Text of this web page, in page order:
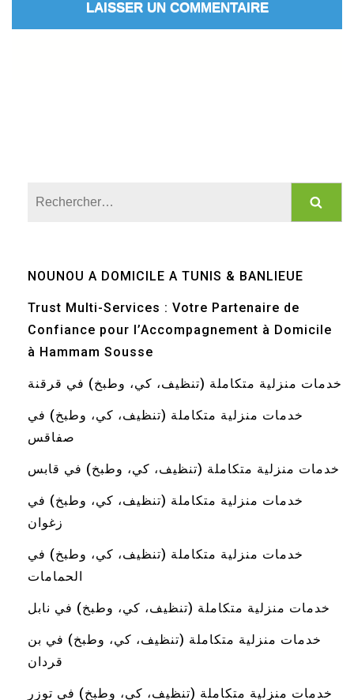
NOUNOU A DOMICILE A TUNIS & BANLIEUE
Trust Multi-Services : Votre Partenaire de
Confiance pour l’Accompagnement à Domicile
à Hammam Sousse
خدمات منزلية متكاملة (تنظيف، كي، وطبخ) في قرقنة
خدمات منزلية متكاملة (تنظيف، كي، وطبخ) في
صفاقس
خدمات منزلية متكاملة (تنظيف، كي، وطبخ) في قابس
خدمات منزلية متكاملة (تنظيف، كي، وطبخ) في
زغوان
خدمات منزلية متكاملة (تنظيف، كي، وطبخ) في
الحمامات
خدمات منزلية متكاملة (تنظيف، كي، وطبخ) في نابل
خدمات منزلية متكاملة (تنظيف، كي، وطبخ) في بن
قردان
خدمات منزلية متكاملة (تنظيف، كي، وطبخ) في توزر